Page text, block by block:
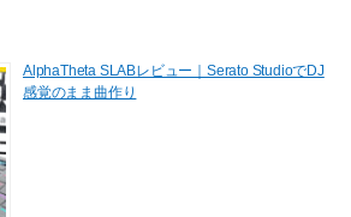
AlphaTheta SLABレビュー｜Serato StudioでDJ
感覚のまま曲作り